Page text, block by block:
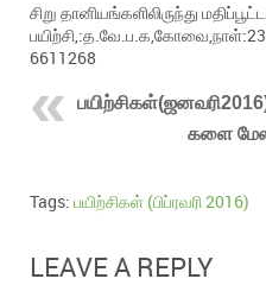
சிறு தானியங்களிலிருந்து
6611268
களை
Tags: பயிற்சிகள் (பிப்ரவரி 2016)
LEAVE A REPLY